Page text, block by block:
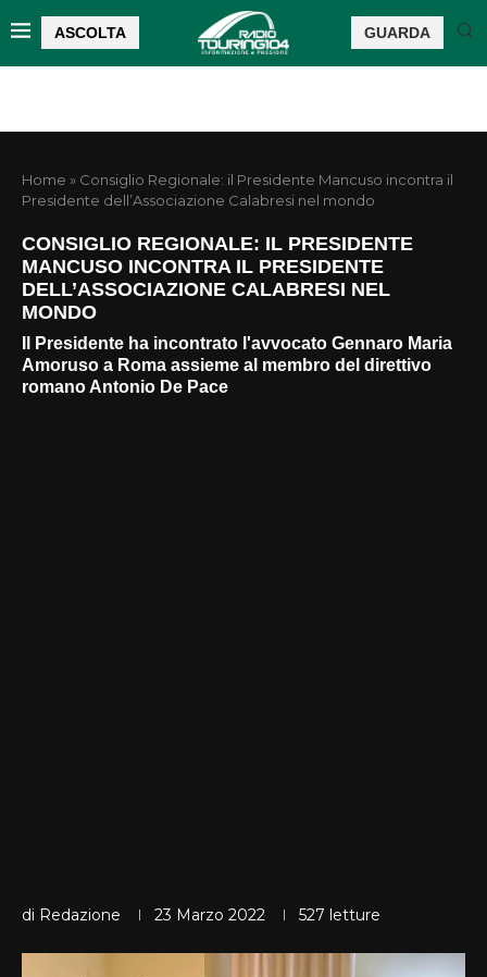
ASCOLTA GUARDA
Home » Consiglio Regionale: il Presidente Mancuso incontra il
Presidente dell’Associazione Calabresi nel mondo
CONSIGLIO REGIONALE: IL PRESIDENTE
MANCUSO INCONTRA IL PRESIDENTE
DELL’ASSOCIAZIONE CALABRESI NEL
MONDO
Il Presidente ha incontrato l'avvocato Gennaro Maria
Amoruso a Roma assieme al membro del direttivo
romano Antonio De Pace
di Redazione 23 Marzo 2022 527 letture